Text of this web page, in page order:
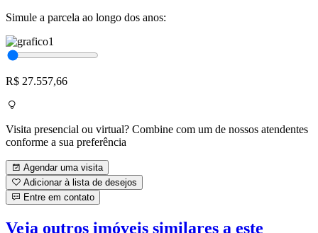
Simule a parcela ao longo dos anos:
R$ 27.557,66
Visita presencial ou virtual? Combine com um de nossos atendentes
conforme a sua preferência
Agendar uma visita
Adicionar à lista de desejos
Entre em contato
Veja outros imóveis similares a este